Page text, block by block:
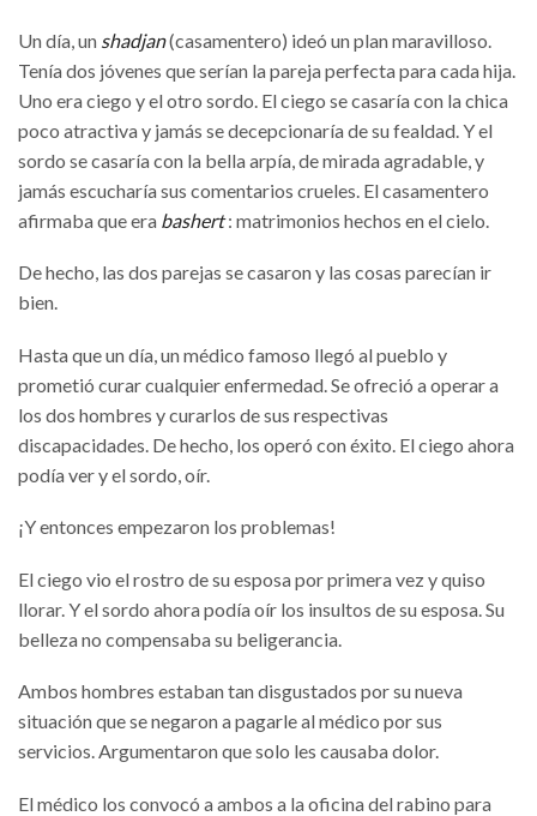
Un día, un shadjan(casamentero) ideó un plan maravilloso.
Tenía dos jóvenes que serían la pareja perfecta para cada hija.
Uno era ciego y el otro sordo. El ciego se casaría con la chica
poco atractiva y jamás se decepcionaría de su fealdad. Y el
sordo se casaría con la bella arpía, de mirada agradable, y
jamás escucharía sus comentarios crueles. El casamentero
afirmaba que era bashert: matrimonios hechos en el cielo.
De hecho, las dos parejas se casaron y las cosas parecían ir
bien.
Hasta que un día, un médico famoso llegó al pueblo y
prometió curar cualquier enfermedad. Se ofreció a operar a
los dos hombres y curarlos de sus respectivas
discapacidades. De hecho, los operó con éxito. El ciego ahora
podía ver y el sordo, oír.
¡Y entonces empezaron los problemas!
El ciego vio el rostro de su esposa por primera vez y quiso
llorar. Y el sordo ahora podía oír los insultos de su esposa. Su
belleza no compensaba su beligerancia.
Ambos hombres estaban tan disgustados por su nueva
situación que se negaron a pagarle al médico por sus
servicios. Argumentaron que solo les causaba dolor.
El médico los convocó a ambos a la oficina del rabino para